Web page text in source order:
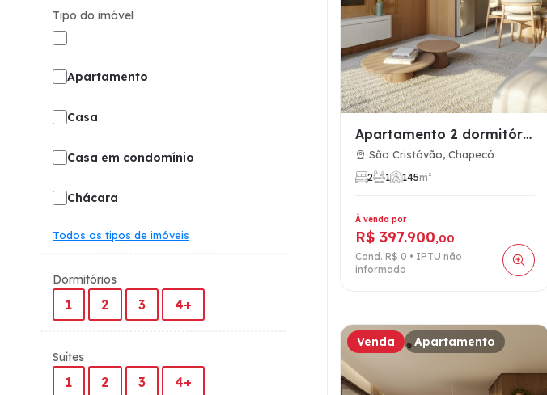
Tipo do imóvel
Apartamento
Casa
Casa em condomínio
Chácara
Todos os tipos de imóveis
Dormitórios
1 2 3 4+
Suítes
1 2 3 4+
Apartamento 2 dormitórios à venda no São Cristóvão, Chapecó …
São Cristóvão, Chapecó
2
1 145m²
À venda por
R$ 397.900,00
Cond. R$ 0 • IPTU não
informado
Venda Apartamento